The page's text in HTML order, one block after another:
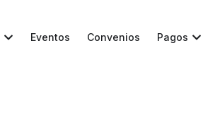
Eventos Convenios Pagos